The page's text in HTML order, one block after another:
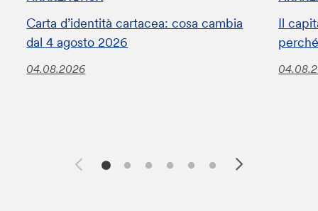
Carta d’identità cartacea: cosa cambia
dal 4 agosto 2026
04.08.2026
Il